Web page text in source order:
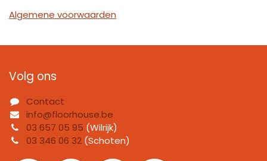
Algemene voorwaarden
Volg ons
Contact
info@floorhouse.be
03 657 05 95 (Wilrijk)
03 346 06 32 (Schoten)